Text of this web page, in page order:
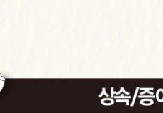
대주택의 주택 수는?
방 있다면 주의해야 한다
구주택으로 주택 수 줄이기